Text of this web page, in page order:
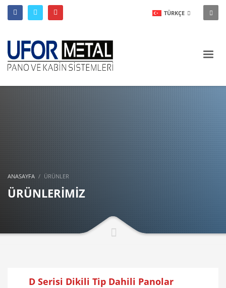
TÜRKÇE
ANASAYFA ÜRÜNLER
ÜRÜNLERİMİZ
D Serisi Dikili Tip Dahili Panolar